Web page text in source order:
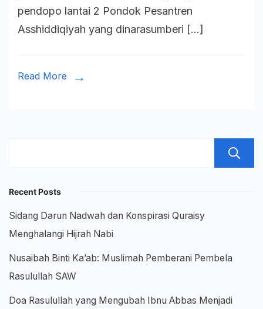
Aly
pendopo lantai 2 Pondok Pesantren
Asshiddiqiyah yang dinarasumberi […]
Read More
Recent Posts
Sidang Darun Nadwah dan Konspirasi Quraisy
Menghalangi Hijrah Nabi
Nusaibah Binti Ka’ab: Muslimah Pemberani Pembela
Rasulullah SAW
Doa Rasulullah yang Mengubah Ibnu Abbas Menjadi